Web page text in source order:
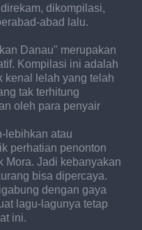
dikompilasi,
abad lalu.
Danau" merupakan
Kompilasi ini adalah
kenal lelah yang telah
tak terhitung
oleh para penyair
lebihkan atau
perhatian penonton
Mora. Jadi kebanyakan
bisa dipercaya.
dengan gaya
lagu-lagunya tetap
ini.